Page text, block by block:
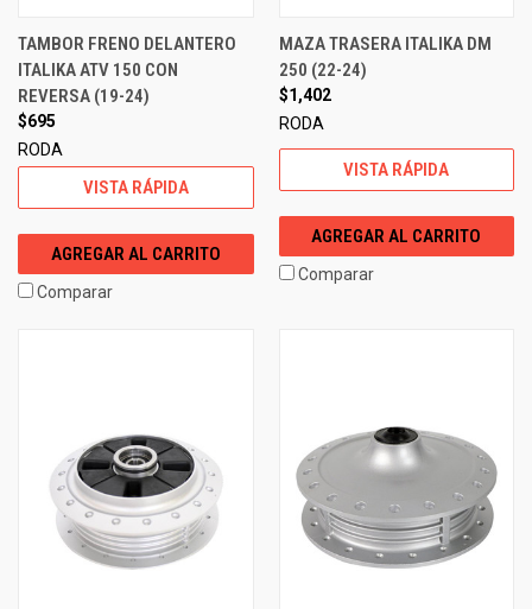
TAMBOR FRENO DELANTERO
ITALIKA ATV 150 CON
REVERSA (19-24)
$695
RODA
VISTA RÁPIDA
AGREGAR AL CARRITO
Comparar
MAZA TRASERA ITALIKA DM
250 (22-24)
$1,402
RODA
VISTA RÁPIDA
AGREGAR AL CARRITO
Comparar